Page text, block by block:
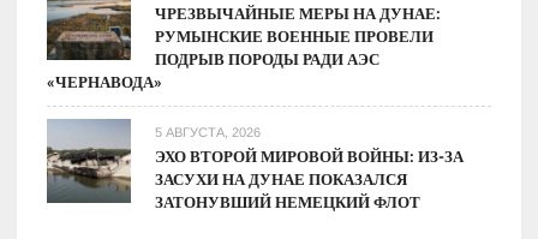
ЧРЕЗВЫЧАЙНЫЕ МЕРЫ НА ДУНАЕ:
РУМЫНСКИЕ ВОЕННЫЕ ПРОВЕЛИ
ПОДРЫВ ПОРОДЫ РАДИ АЭС
«ЧЕРНАВОДА»
5 АВГУСТА, 2026
ЭХО ВТОРОЙ МИРОВОЙ ВОЙНЫ: ИЗ-ЗА
ЗАСУХИ НА ДУНАЕ ПОКАЗАЛСЯ
ЗАТОНУВШИЙ НЕМЕЦКИЙ ФЛОТ